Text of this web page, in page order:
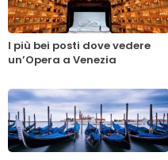
I più bei posti dove vedere
un’Opera a Venezia